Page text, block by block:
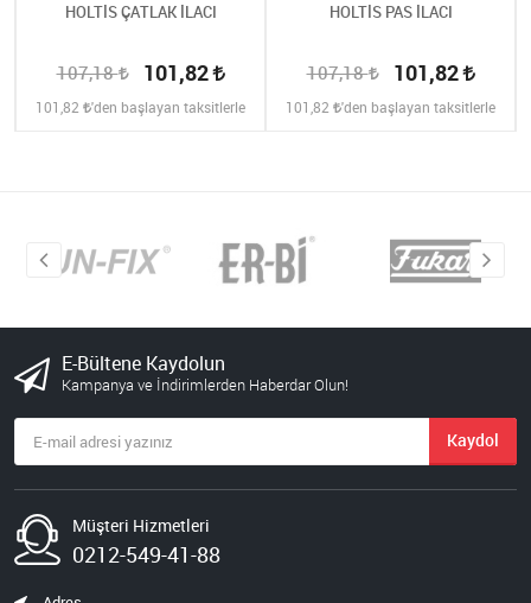
HOLTİS ÇATLAK İLACI
107,18 101,82
101,82 'den başlayan taksitlerle
HOLTİS PAS İLACI
107,18 101,82
101,82 'den başlayan taksitlerle
E-Bültene Kaydolun
Kampanya ve İndirimlerden Haberdar Olun!
Kaydol
Müşteri Hizmetleri
0212-549-41-88